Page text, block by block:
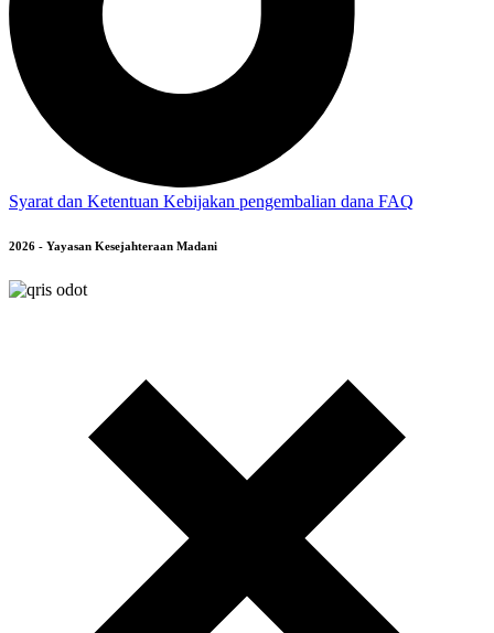
Syarat dan Ketentuan Kebijakan pengembalian dana FAQ
2026 - Yayasan Kesejahteraan Madani